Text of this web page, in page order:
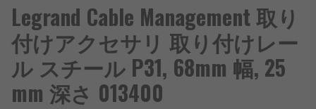
Legrand Cable Management 取り
付けアクセサリ 取り付けレー
ル スチール P31, 68mm 幅, 25
mm 深さ 013400